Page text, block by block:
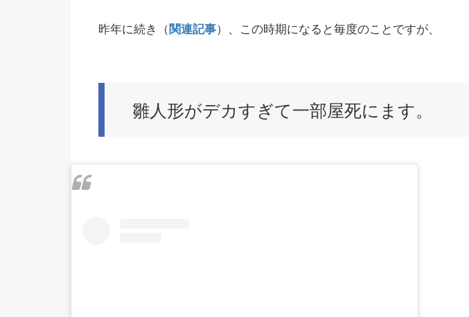
昨年に続き（ 関連記事）、この時期になると毎度のことですが、
雛人形がデカすぎて一部屋死にます。